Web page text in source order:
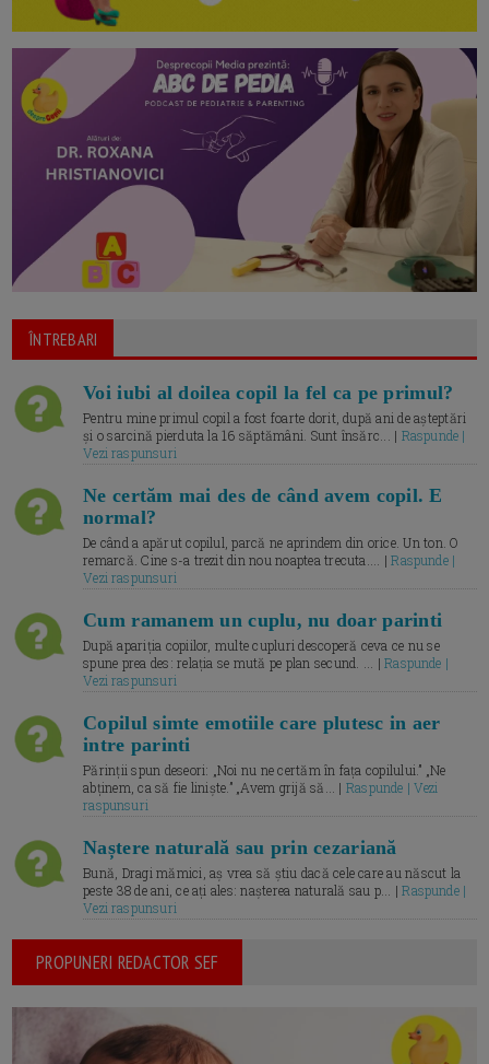
ÎNTREBARI
Voi iubi al doilea copil la fel ca pe primul?
Pentru mine primul copil a fost foarte dorit, după ani de așteptări
și o sarcină pierduta la 16 săptămâni. Sunt însărc... | Raspunde |
Vezi raspunsuri
Ne certăm mai des de când avem copil. E
normal?
De când a apărut copilul, parcă ne aprindem din orice. Un ton. O
remarcă. Cine s-a trezit din nou noaptea trecuta.... |Raspunde |
Vezi raspunsuri
Cum ramanem un cuplu, nu doar parinti
După apariția copiilor, multe cupluri descoperă ceva ce nu se
spune prea des: relația se mută pe plan secund. ... |Raspunde |
Vezi raspunsuri
Copilul simte emotiile care plutesc in aer
intre parinti
Părinții spun deseori: „Noi nu ne certăm în fața copilului.” „Ne
abținem, ca să fie liniște.” „Avem grijă să... | Raspunde | Vezi
raspunsuri
Naștere naturală sau prin cezariană
Bună, Dragi mămici, aș vrea să știu dacă cele care au născut la
peste 38 de ani, ce ați ales: nașterea naturală sau p... |Raspunde |
Vezi raspunsuri
PROPUNERI REDACTOR SEF